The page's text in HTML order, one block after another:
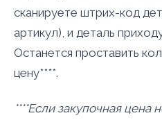
сканируете штрих-код
артикул), и деталь
Останется проставить
цену****.
****Если закупочная цена